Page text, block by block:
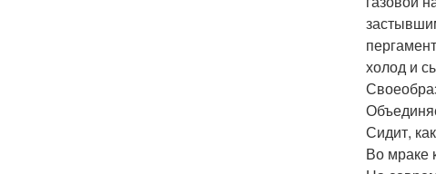
холод и
Сидит,
Во мраке